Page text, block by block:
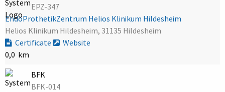
EPZ-347
EndoProthetikZentrum Helios Klinikum Hildesheim
Helios Klinikum Hildesheim, 31135 Hildesheim
Certificate
Website
0,0 km
BFK
BFK-014